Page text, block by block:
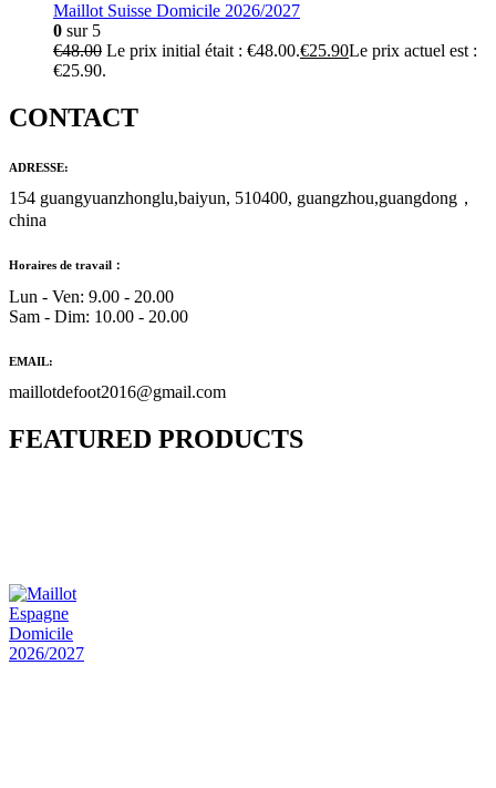
Maillot Suisse Domicile 2026/2027
0 sur 5
€48.00 Le prix initial était : €48.00.€25.90Le prix actuel est :
€25.90.
CONTACT
ADRESSE:
154 guangyuanzhonglu,baiyun, 510400, guangzhou,guangdong，
china
Horaires de travail：
Lun - Ven: 9.00 - 20.00
Sam - Dim: 10.00 - 20.00
EMAIL:
maillotdefoot2016@gmail.com
FEATURED PRODUCTS